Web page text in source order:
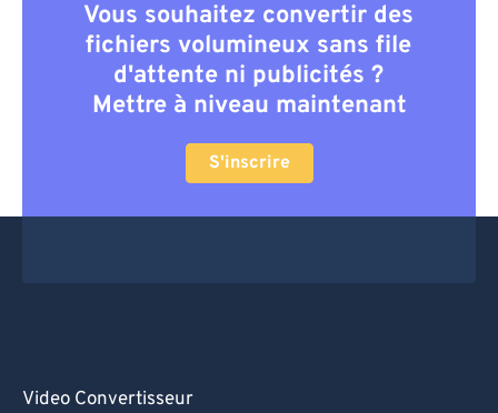
Vous souhaitez convertir des
fichiers volumineux sans file
d'attente ni publicités ?
Mettre à niveau maintenant
S'inscrire
Video Convertisseur